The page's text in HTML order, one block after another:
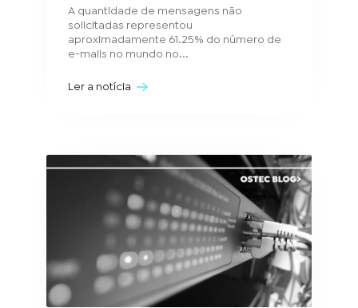
A quantidade de mensagens não
solicitadas representou
aproximadamente 61.25% do número de
e-mails no mundo no...
Ler a notícia